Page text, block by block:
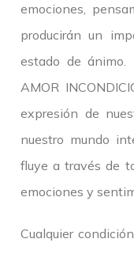
emociones,
producirán un
estado de ánimo.
AMOR
expresión de
nuestro mundo
fluye a través de
emociones y
Cualquier